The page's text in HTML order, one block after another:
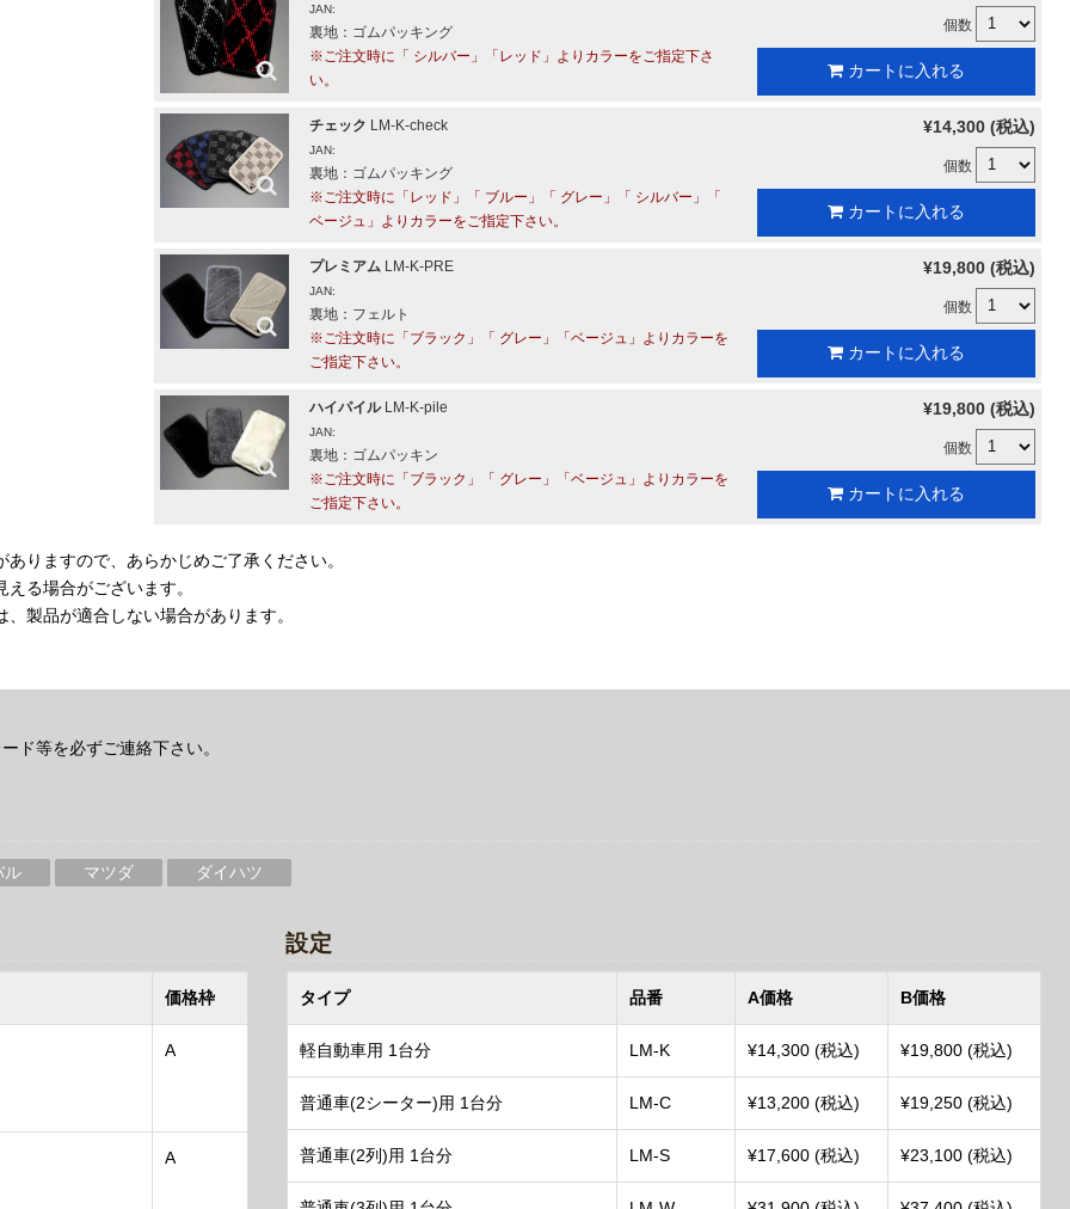
JAN:
裏地：ゴムパッキング
※ご注文時に「 シルバー」「レッド」よりカラーをご指定下さ
い。
個数
カートに入れる
チェック LM-K-check
JAN:
裏地：ゴムパッキング
※ご注文時に「レッド」「 ブルー」「 グレー」「 シルバー」「
ベージュ」よりカラーをご指定下さい。
¥14,300 (税込)
個数
カートに入れる
プレミアム LM-K-PRE
JAN:
裏地：フェルト
※ご注文時に「ブラック」「 グレー」「ベージュ」よりカラーを
ご指定下さい。
¥19,800 (税込)
個数
カートに入れる
ハイパイルLM-K-pile
JAN:
裏地：ゴムパッキン
※ご注文時に「ブラック」「 グレー」「ベージュ」よりカラーを
ご指定下さい。
¥19,800 (税込)
個数
カートに入れる
りますので、あらかじめご了承ください。
る場合がございます。
製品が適合しない場合があります。
ド等を必ずご連絡下さい。
ル マツダ ダイハツ
価格枠
A
A
設定
タイプ 品番 A価格 B価格
軽自動車用 1台分 LM-K ¥14,300 (税込) ¥19,800 (税込)
普通車(2シーター)用 1台分 LM-C ¥13,200 (税込) ¥19,250 (税込)
普通車(2列)用 1台分 LM-S ¥17,600 (税込) ¥23,100 (税込)